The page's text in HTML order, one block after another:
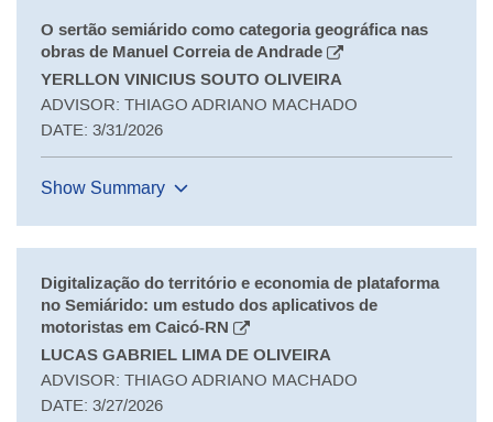
O sertão semiárido como categoria geográfica nas
obras de Manuel Correia de Andrade
YERLLON VINICIUS SOUTO OLIVEIRA
ADVISOR: THIAGO ADRIANO MACHADO
DATE: 3/31/2026
Show Summary
Digitalização do território e economia de plataforma
no Semiárido: um estudo dos aplicativos de
motoristas em Caicó-RN
LUCAS GABRIEL LIMA DE OLIVEIRA
ADVISOR: THIAGO ADRIANO MACHADO
DATE: 3/27/2026